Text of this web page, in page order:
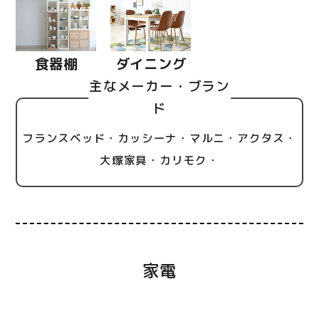
食器棚 ダイニング
主なメーカー・ブラン
ド
フランスベッド・カッシーナ・マルニ・アクタス・
大塚家具・カリモク・
家電